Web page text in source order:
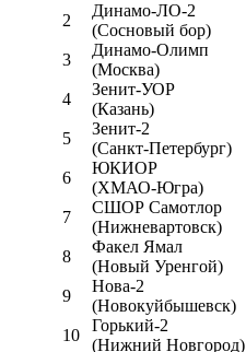
2
Динамо-ЛО-2
(Сосновый бор)
3
Динамо-Олимп
(Москва)
4
Зенит-УОР
(Казань)
5
Зенит-2
(Санкт-Петербург)
6
ЮКИОР
(ХМАО-Югра)
7
СШОР Самотлор
(Нижневартовск)
8
Факел Ямал
(Новый Уренгой)
9
Нова-2
(Новокуйбышевск)
10
Горький-2
(Нижний Новгород)